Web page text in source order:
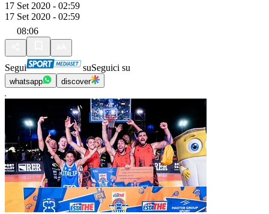
17 Set 2020 - 02:59
17 Set 2020 - 02:59
08:06
Segui suSeguici su
whatsapp discover